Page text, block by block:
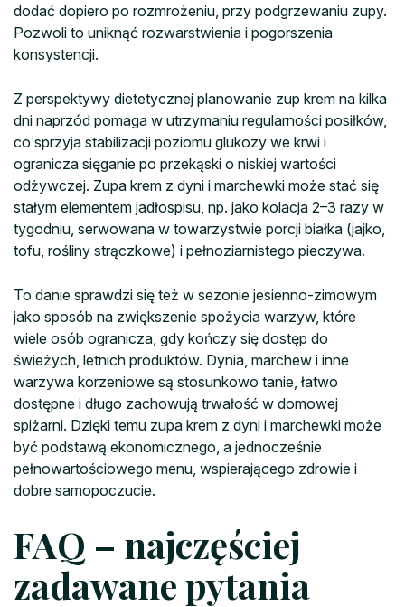
dodać dopiero po rozmrożeniu, przy podgrzewaniu zupy.
Pozwoli to uniknąć rozwarstwienia i pogorszenia
konsystencji.
Z perspektywy dietetycznej planowanie zup krem na kilka
dni naprzód pomaga w utrzymaniu regularności posiłków,
co sprzyja stabilizacji poziomu glukozy we krwi i
ogranicza sięganie po przekąski o niskiej wartości
odżywczej. Zupa krem z dyni i marchewki może stać się
stałym elementem jadłospisu, np. jako kolacja 2–3 razy w
tygodniu, serwowana w towarzystwie porcji białka (jajko,
tofu, rośliny strączkowe) i pełnoziarnistego pieczywa.
To danie sprawdzi się też w sezonie jesienno-zimowym
jako sposób na zwiększenie spożycia warzyw, które
wiele osób ogranicza, gdy kończy się dostęp do
świeżych, letnich produktów. Dynia, marchew i inne
warzywa korzeniowe są stosunkowo tanie, łatwo
dostępne i długo zachowują trwałość w domowej
spiżarni. Dzięki temu zupa krem z dyni i marchewki może
być podstawą ekonomicznego, a jednocześnie
pełnowartościowego menu, wspierającego zdrowie i
dobre samopoczucie.
FAQ – najczęściej
zadawane pytania